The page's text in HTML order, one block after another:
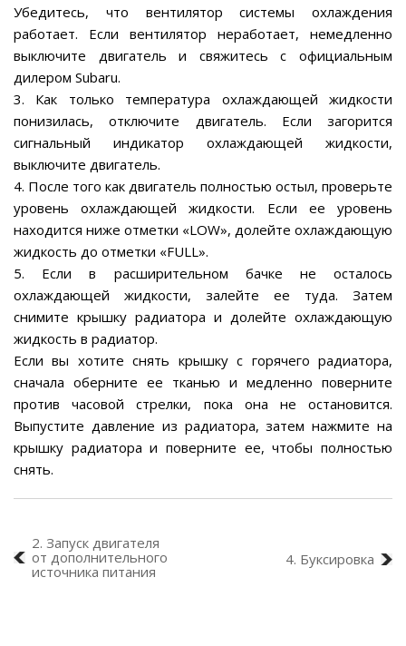
Убедитесь, что вентилятор системы охлаждения
работает. Если вентилятор неработает, немедленно
выключите двигатель и свяжитесь с официальным
дилером Subaru.
3. Как только температура охлаждающей жидкости
понизилась, отключите двигатель. Если загорится
сигнальный индикатор охлаждающей жидкости,
выключите двигатель.
4. После того как двигатель полностью остыл, проверьте
уровень охлаждающей жидкости. Если ее уровень
находится ниже отметки «LOW», долейте охлаждающую
жидкость до отметки «FULL».
5. Если в расширительном бачке не осталось
охлаждающей жидкости, залейте ее туда. Затем
снимите крышку радиатора и долейте охлаждающую
жидкость в радиатор.
Если вы хотите снять крышку с горячего радиатора,
сначала оберните ее тканью и медленно поверните
против часовой стрелки, пока она не остановится.
Выпустите давление из радиатора, затем нажмите на
крышку радиатора и поверните ее, чтобы полностью
снять.
2. Запуск двигателя
от дополнительного
источника питания
4. Буксировка